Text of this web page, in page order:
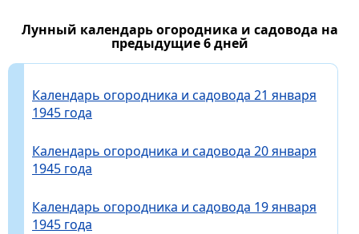
Лунный календарь огородника и садовода на
предыдущие 6 дней
Календарь огородника и садовода 21 января
1945 года
Календарь огородника и садовода 20 января
1945 года
Календарь огородника и садовода 19 января
1945 года